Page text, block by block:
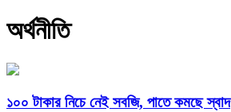
অর্থনীতি
১০০ টাকার নিচে নেই সবজি, পাতে কমছে স্বাদ